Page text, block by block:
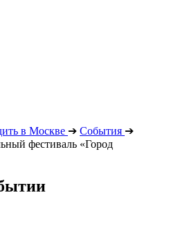
в Москве ➔ События ➔
фестиваль «Город